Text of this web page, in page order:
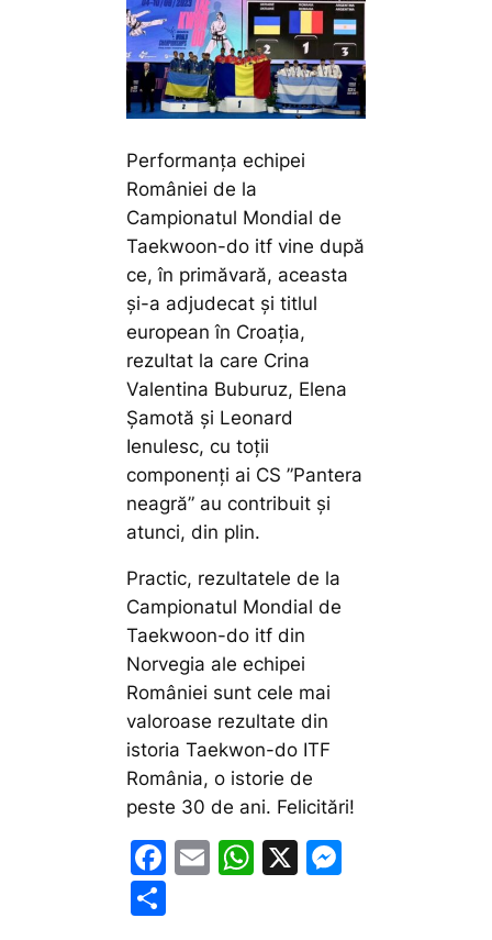
Performanța echipei
României de la
Campionatul Mondial de
Taekwoon-do itf vine după
ce, în primăvară, aceasta
și-a adjudecat și titlul
european în Croația,
rezultat la care Crina
Valentina Buburuz, Elena
Șamotă și Leonard
Ienulesc, cu toții
componenți ai CS ”Pantera
neagră” au contribuit și
atunci, din plin.
Practic, rezultatele de la
Campionatul Mondial de
Taekwoon-do itf din
Norvegia ale echipei
României sunt cele mai
valoroase rezultate din
istoria Taekwon-do ITF
România, o istorie de
peste 30 de ani. Felicitări!
F
E
W X